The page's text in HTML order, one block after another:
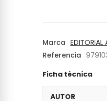
Marca EDITORIAL
Referencia
Ficha técnica
AUTOR